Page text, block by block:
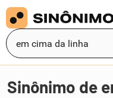
Sinônimo de